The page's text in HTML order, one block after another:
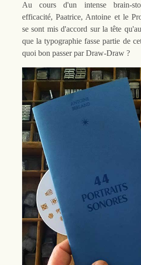
Au cours d'un intense brain-
efficacité, Paatrice, Antoine et le
se sont mis d'accord sur la tête
que la typographie fasse partie de
quoi bon passer par Draw-Draw ?